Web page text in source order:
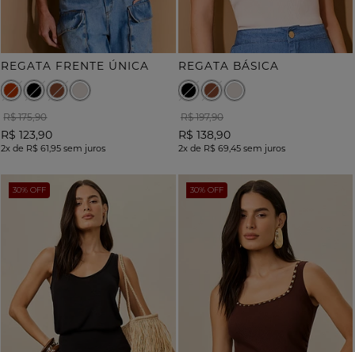
REGATA FRENTE ÚNICA
R$ 175,90
R$ 123,90
2x de R$ 61,95 sem juros
REGATA BÁSICA
R$ 197,90
R$ 138,90
2xde R$ 69,45sem juros
30% OFF 30% OFF